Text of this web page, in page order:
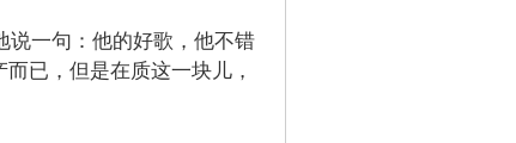
一句：他的好歌，他不错
已，但是在质这一块儿，